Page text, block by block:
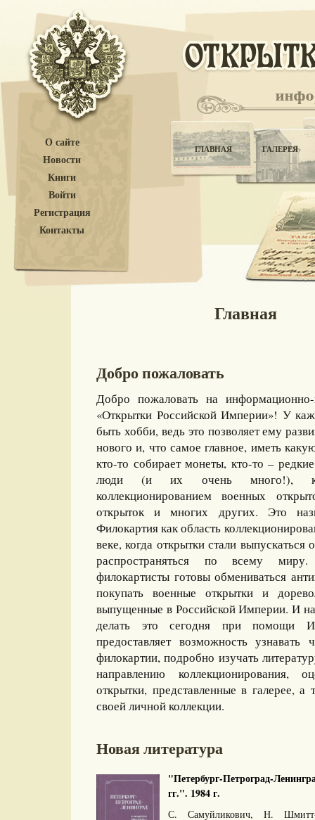
О сайте
Новости
Книги
Войти
Регистрация
Контакты
ГЛАВНАЯ ГАЛЕРЕЯ
Главная
Добро пожаловать
Добро пожаловать на информационно-
«Открытки Российской Империи»! У
быть хобби, ведь это позволяет ему
нового и, что самое главное, иметь
кто-то собирает монеты, кто-то –
люди (и их очень много!),
коллекционированием военных
открыток и многих других. Это
Филокартия как область
веке, когда открытки стали
распространяться по всему
филокартисты готовы обмениваться
покупать военные открытки и
выпущенные в Российской Империи. И
делать это сегодня при помощи
предоставляет возможность
филокартии, подробно изучать
направлению коллекционирования,
открытки, представленные в галерее, а
своей личной коллекции.
Новая литература
"Петербург-Петроград-
гг.". 1984 г.
С. Самуйликович, Н.